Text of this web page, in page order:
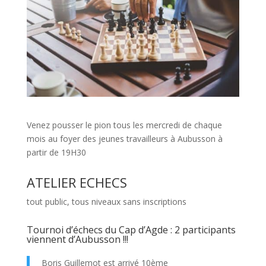
Venez pousser le pion tous les mercredi de chaque
mois au foyer des jeunes travailleurs à Aubusson à
partir de 19H30
ATELIER ECHECS
tout public, tous niveaux sans inscriptions
Tournoi d’échecs du Cap d’Agde : 2 participants
viennent d’Aubusson !!!
Boris Guillemot est arrivé 10ème